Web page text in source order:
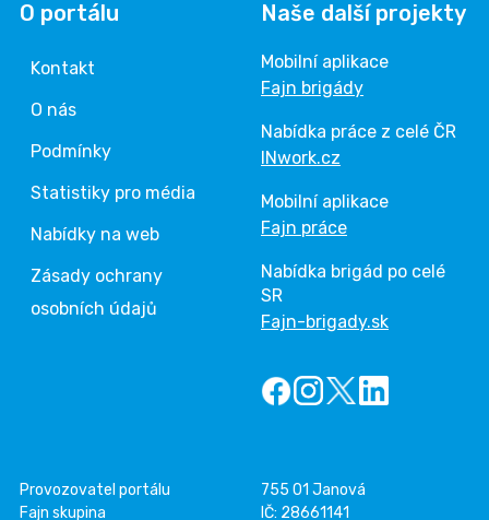
O portálu
Kontakt
O nás
Podmínky
Statistiky pro média
Nabídky na web
Zásady ochrany
osobních údajů
Naše další projekty
Mobilní aplikace
Fajn brigády
Nabídka práce z celé ČR
INwork.cz
Mobilní aplikace
Fajn práce
Nabídka brigád po celé
SR
Fajn-brigady.sk
Provozovatel portálu
Fajn skupina
755 01 Janová
IČ: 28661141